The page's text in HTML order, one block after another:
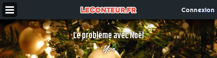
Connexion
Le problème avec Noël
Yon